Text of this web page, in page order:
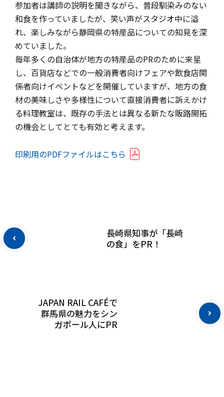
参加者は講師の説明を聞きながら、普段馴染みのない
和食を作っていましたが、笑い声がスタジオ中に溢
れ、楽しみながら静岡県の特産品についての知見を深
めていました。
毎年多くの自治体が地方の特産品のPRのために来星
し、百貨店などでの一般消費者向けフェアや飲食店関
係者向けイベントなどを開催していますが、地方の食
材の美味しさや多様性について直接消費者に訴えかけ
る料理教室は、既存の手法とは異なる新たな販路開拓
の機会としてとても有効と考えます。
印刷用のPDFファイルはこちら
長崎県知事が「長崎
の食」をPR！
JAPAN RAIL CAFÉで
群馬県の魅力をシン
ガポール人にPR